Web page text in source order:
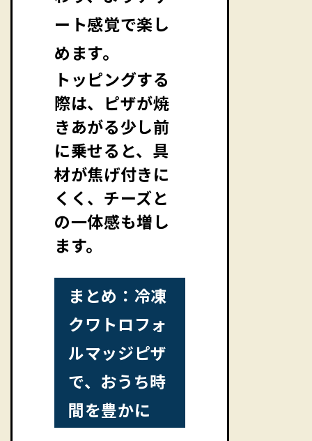
ート感覚で楽し
めます。
トッピングする
際は、ピザが焼
きあがる少し前
に乗せると、具
材が焦げ付きに
くく、チーズと
の一体感も増し
ます。
まとめ：冷凍
クワトロフォ
ルマッジピザ
で、おうち時
間を豊かに